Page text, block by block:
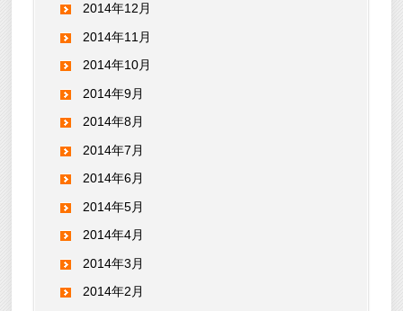
2014年12月
2014年11月
2014年10月
2014年9月
2014年8月
2014年7月
2014年6月
2014年5月
2014年4月
2014年3月
2014年2月